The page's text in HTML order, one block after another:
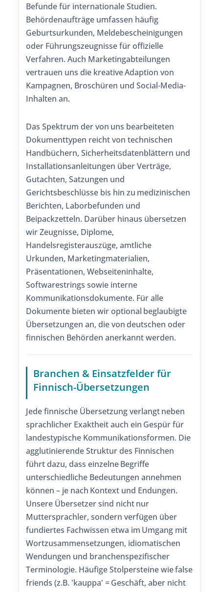
Befunde für internationale Studien.
Behördenaufträge umfassen häufig
Geburtsurkunden, Meldebescheinigungen
oder Führungszeugnisse für offizielle
Verfahren. Auch Marketingabteilungen
vertrauen uns die kreative Adaption von
Kampagnen, Broschüren und Social-Media-
Inhalten an.
Das Spektrum der von uns bearbeiteten
Dokumenttypen reicht von technischen
Handbüchern, Sicherheitsdatenblättern und
Installationsanleitungen über Verträge,
Gutachten, Satzungen und
Gerichtsbeschlüsse bis hin zu medizinischen
Berichten, Laborbefunden und
Beipackzetteln. Darüber hinaus übersetzen
wir Zeugnisse, Diplome,
Handelsregisterauszüge, amtliche
Urkunden, Marketingmaterialien,
Präsentationen, Webseiteninhalte,
Softwarestrings sowie interne
Kommunikationsdokumente. Für alle
Dokumente bieten wir optional beglaubigte
Übersetzungen an, die von deutschen oder
finnischen Behörden anerkannt werden.
Branchen & Einsatzfelder für
Finnisch-Übersetzungen
Jede finnische Übersetzung verlangt neben
sprachlicher Exaktheit auch ein Gespür für
landestypische Kommunikationsformen. Die
agglutinierende Struktur des Finnischen
führt dazu, dass einzelne Begriffe
unterschiedliche Bedeutungen annehmen
können – je nach Kontext und Endungen.
Unsere Übersetzer sind nicht nur
Muttersprachler, sondern verfügen über
fundiertes Fachwissen etwa im Umgang mit
Wortzusammensetzungen, idiomatischen
Wendungen und branchenspezifischer
Terminologie. Häufige Stolpersteine wie false
friends (z.B. 'kauppa' = Geschäft, aber nicht